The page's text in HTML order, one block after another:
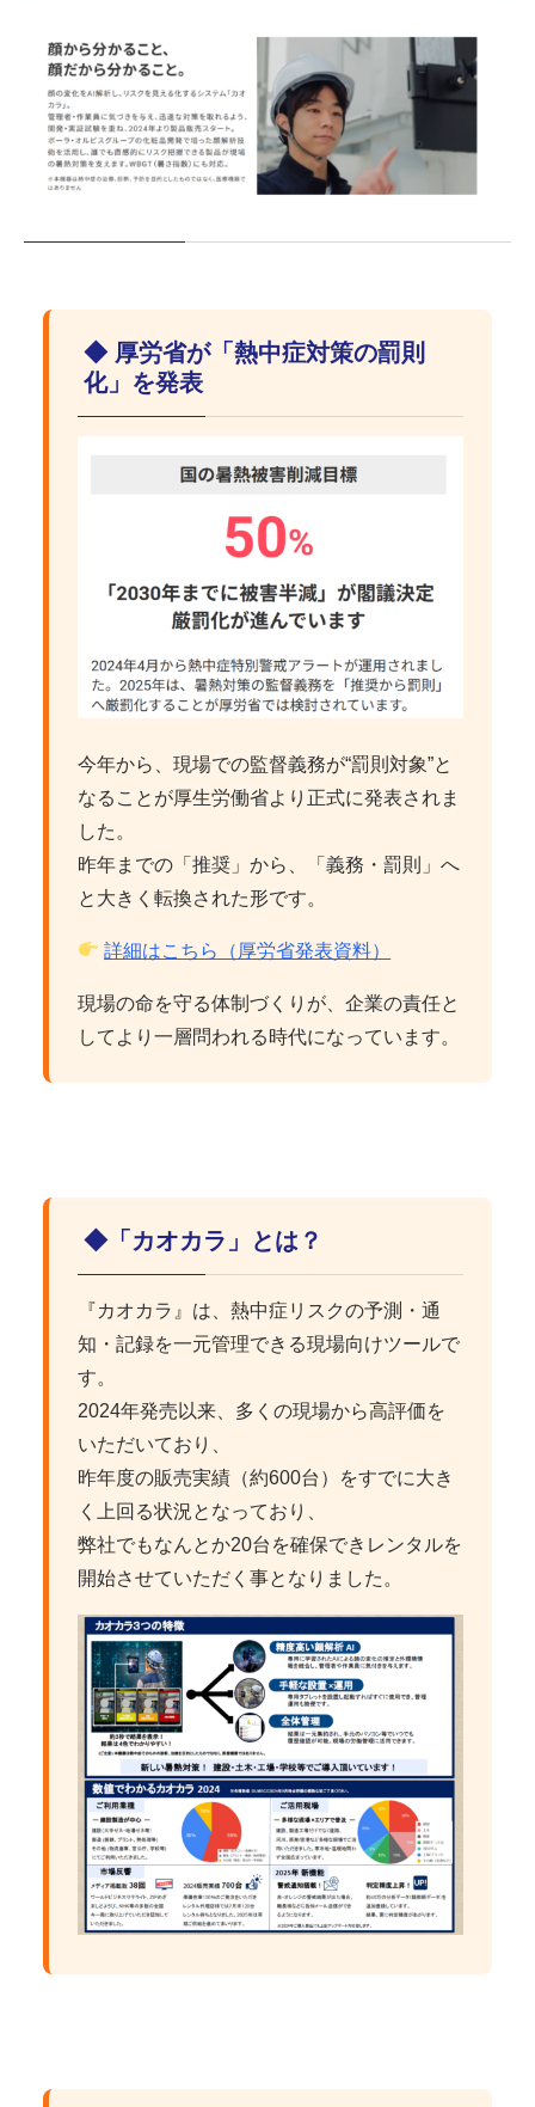
◆ 厚労省が「熱中症対策の罰則
化」を発表
今年から、現場での監督義務が“罰則対象”と
なることが厚生労働省より正式に発表されま
した。
昨年までの「推奨」から、「義務・罰則」へ
と大きく転換された形です。
詳細はこちら（厚労省発表資料）
現場の命を守る体制づくりが、企業の責任と
してより一層問われる時代になっています。
◆「カオカラ」とは？
『カオカラ』は、熱中症リスクの予測・通
知・記録を一元管理できる現場向けツールで
す。
2024年発売以来、多くの現場から高評価を
いただいており、
昨年度の販売実績（約600台）をすでに大き
く上回る状況となっており、
弊社でもなんとか20台を確保できレンタルを
開始させていただく事となりました。